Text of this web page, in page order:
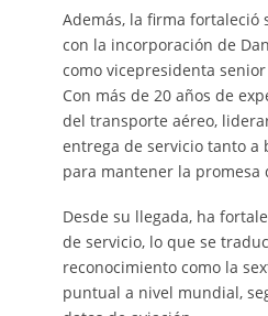
Además, la firma fortaleció
con la incorporación de
como vicepresidenta
Con más de 20 años de
del transporte aéreo,
entrega de servicio tanto a
para mantener la promesa
Desde su llegada, ha
de servicio, lo que se
reconocimiento como la
puntual a nivel mundial,